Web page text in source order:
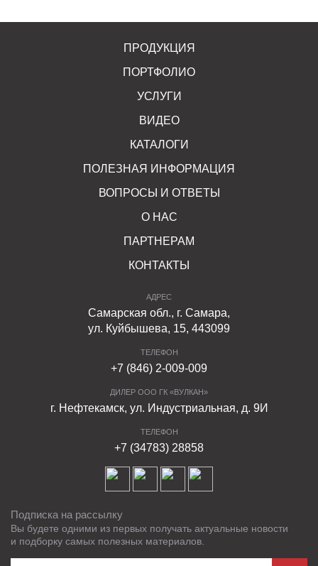
ПРОДУКЦИЯ
ПОРТФОЛИО
УСЛУГИ
ВИДЕО
КАТАЛОГИ
ПОЛЕЗНАЯ ИНФОРМАЦИЯ
ВОПРОСЫ И ОТВЕТЫ
О НАС
ПАРТНЕРАМ
КОНТАКТЫ
АДРЕС
Самарская обл., г. Самара,
ул. Куйбышева, 15, 443099
ТЕЛЕФОН
+7 (846) 2-009-009
ДИЛЕР ООО ГК «ВУЛКАН»
г. Нефтекамск, ул. Индустриальная, д. 9И
ТЕЛЕФОН
+7 (34783) 28858
Подписка на рассылку
Вы будете одними из первых получать актуальные новости
и подборку самых полезных материалов.